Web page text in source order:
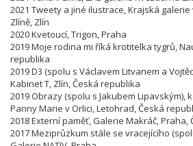
2021 Tweety a jiné ilustrace, Krajská
Zlíně, Zlín
2020 Kvetoucí, Trigon, Praha
2019 Moje rodina mi říká krotitelka tygrů,
republika
2019 D3 (spolu s Václavem Litvanem a
Kabinet T, Zlín, Česká republika
2019 Obrazy (spolu s Jakubem Lipavským),
Panny Marie v Orlici, Letohrad, Česká
2018 Externí paměť, Galerie Makráč, Praha,
2017 Meziprůzkum stále se vracejícího